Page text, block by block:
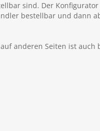
sind. Der
bestellbar und dann
anderen Seiten ist auch